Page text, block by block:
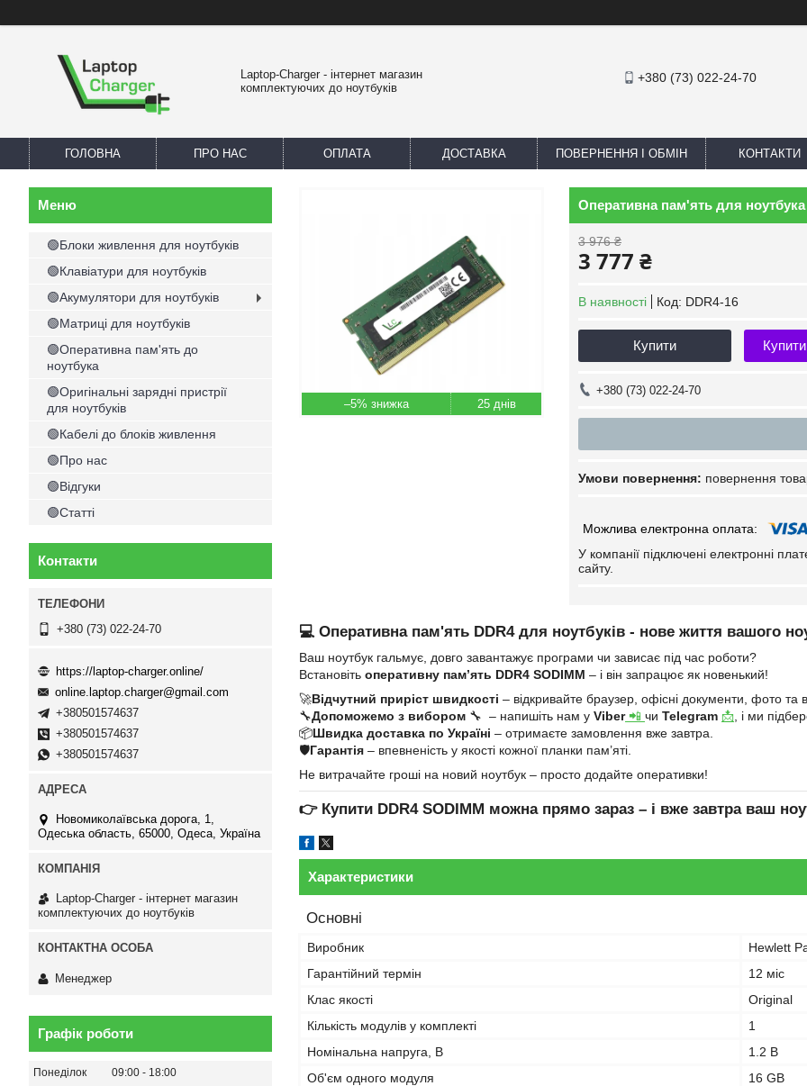
Laptop-Charger - інтернет магазин
комплектуючих до ноутбуків
+380 (73) 022-24-70
ГОЛОВНА ПРО НАС ОПЛАТА ДОСТАВКА ПОВЕРНЕННЯ І ОБМІН КОНТАКТИ
–5% 25 днів
Оперативна пам'ять для
3 976 ₴
3 777 ₴
В наявності Код: DDR4-16
Купити
+380 (73) 022-24-70
повернення
У компанії підключені електронні
сайту.
💻 Оперативна пам'ять DDR4 для ноутбуків - нове життя вашого
Ваш ноутбук гальмує, довго завантажує програми чи зависає під час роботи?
Встановіть оперативну пам’ять DDR4 SODIMM – і він запрацює як новенький!
🚀Відчутний приріст швидкості – відкривайте браузер, офісні документи, фото та
🔧Допоможемо з вибором 🔧 – напишіть нам у Viber📲 чи Telegram 📩 , і ми
📦Швидка доставка по Україні – отримаєте замовлення вже завтра.
🛡Гарантія – впевненість у якості кожної планки пам’яті.
Не витрачайте гроші на новий ноутбук – просто додайте оперативки!
👉 Купити DDR4 SODIMM можна прямо зараз – і вже завтра ваш
Характеристики
Основні
Виробник
Hewlett
Гарантійний термін
12 міс
Клас якості
Original
Кількість модулів у комплекті
1
Номінальна напруга, В
1.2 В
Об'єм одного модуля
16 GB
🟢Блоки живлення для ноутбуків
🟢Клавіатури для ноутбуків
🟢Акумулятори для ноутбуків
🟢Матриці для ноутбуків
🟢Оперативна пам'ять до
ноутбука
🟢Оригінальні зарядні пристрії
для ноутбуків
🟢Кабелі до блоків живлення
🟢Про нас
🟢Відгуки
🟢Статті
Контакти
+380 (73) 022-24-70
https://laptop-charger.online/
online.laptop.charger@gmail.com
+380501574637
+380501574637
+380501574637
Новомиколаївська дорога, 1,
Одеська область, 65000, Одеса, Україна
Laptop-Charger - інтернет магазин
комплектуючих до ноутбуків
Менеджер
Графік роботи
Понеділок 09:00
18:00